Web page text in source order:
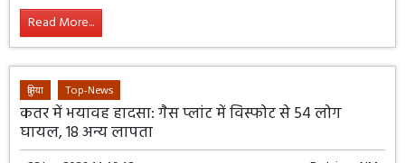
Read More...
दुनिया Top-News
कतर में भयावह हादसा: गैस प्लांट में विस्फोट से 54 लोग
घायल, 18 अन्य लापता